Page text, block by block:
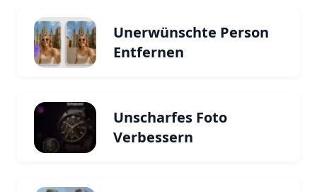
Unerwünschte Person
Entfernen
Unscharfes Foto
Verbessern